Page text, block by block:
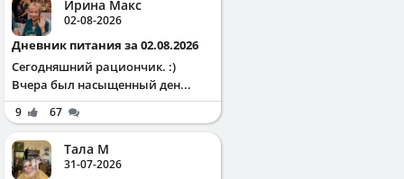
Ирина Макс
02-08-2026
Дневник питания за 02.08.2026
Сегодняшний рациончик. :)
Вчера был насыщенный ден...
9 67
Тала М
31-07-2026